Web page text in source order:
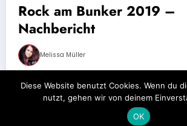
Rock am Bunker 2019 –
Nachbericht
Melissa Müller
Datenschutz
Diese Website benutzt Cookies. Wenn du
nutzt, gehen wir von deinem
OK